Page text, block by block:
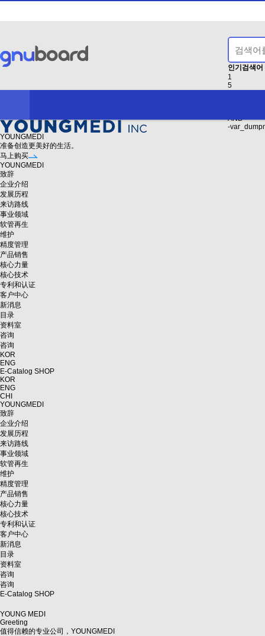
인기검색어
1
5
AND
-
YOUNGMEDI
准备创造更美好的生活。
马上购买
YOUNGMEDI
致辞
企业介绍
发展历程
来访路线
事业领域
软管再生
维护
精度管理
产品销售
核心力量
核心技术
专利和认证
客户中心
新消息
目录
资料室
咨询
咨询
KOR
ENG
E-Catalog SHOP
KOR
ENG
CHI
YOUNGMEDI
致辞
企业介绍
发展历程
来访路线
事业领域
软管再生
维护
精度管理
产品销售
核心力量
核心技术
专利和认证
客户中心
新消息
目录
资料室
咨询
咨询
E-Catalog SHOP
YOUNG MEDI
Greeting
值得信赖的专业公司， YOUNGMEDI